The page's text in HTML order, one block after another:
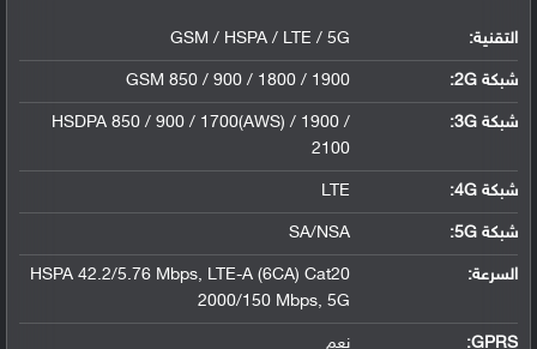
التقنية: GSM / HSPA / LTE / 5G
شبكة 2G: GSM 850 / 900 / 1800 / 1900
شبكة 3G :
HSDPA 850 / 900 / 1700(AWS) / 1900 /
2100
شبكة 4G :
LTE
شبكة 5G :
SA/NSA
السرعة:
HSPA 42.2/5.76 Mbps, LTE-A (6CA) Cat20
2000/150 Mbps, 5G
GPRS: نعم